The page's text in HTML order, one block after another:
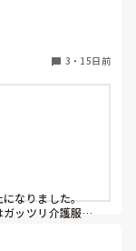
少し気になりま
わせて教えてく
3 ・ 15日前
なりました。
ッツリ介護服